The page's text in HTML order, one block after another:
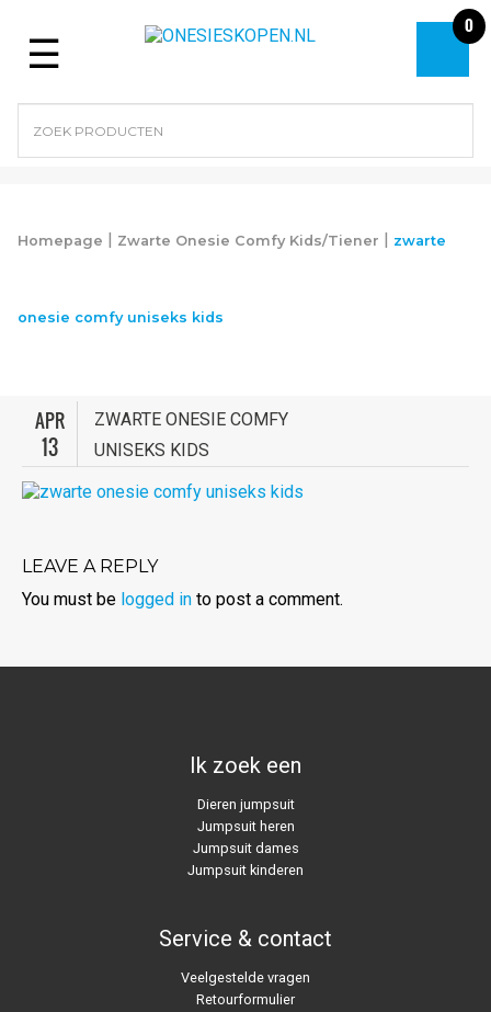
Menu
0
Homepage | Zwarte Onesie Comfy Kids/Tiener | zwarte
onesie comfy uniseks kids
APR
13
ZWARTE ONESIE COMFY
UNISEKS KIDS
LEAVE A REPLY
You must be logged in to post a comment.
Ik zoek een
Dieren jumpsuit
Jumpsuit heren
Jumpsuit dames
Jumpsuit kinderen
Service & contact
Veelgestelde vragen
Retourformulier